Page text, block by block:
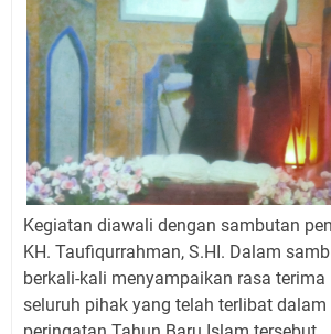
Kegiatan diawali dengan sambutan
KH. Taufiqurrahman, S.HI. Dalam
berkali-kali menyampaikan rasa terima
seluruh pihak yang telah terlibat dalam